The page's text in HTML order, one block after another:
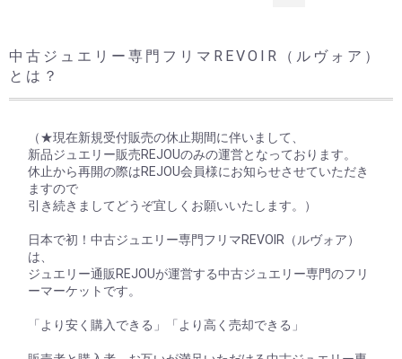
中古ジュエリー専門フリマREVOIR（ルヴォア）
とは？
（★現在新規受付販売の休止期間に伴いまして、
新品ジュエリー販売REJOUのみの運営となっております。
休止から再開の際はREJOU会員様にお知らせさせていただき
ますので
引き続きましてどうぞ宜しくお願いいたします。）
日本で初！中古ジュエリー専門フリマREVOIR（ルヴォア）
は、
ジュエリー通販REJOUが運営する中古ジュエリー専門のフリ
ーマーケットです。
「より安く購入できる」「より高く売却できる」